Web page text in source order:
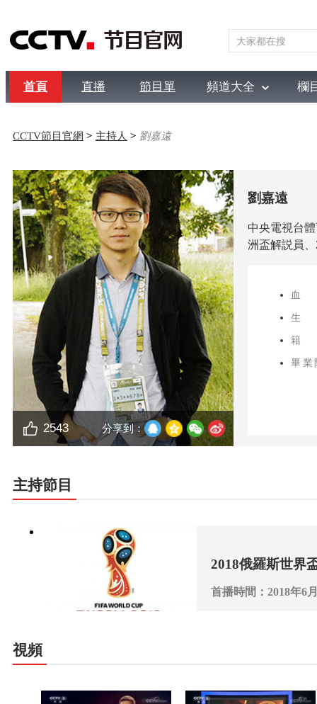
首頁 直播 節目單 頻道大全 欄
綜合 新聞 財經 綜藝 中文國際
CCTV節目官網 > 主持人 > 劉嘉遠
2543 分享到：
劉嘉遠
中央電視台
洲盃解説員
血
生
籍
畢業
主持節目
2018俄羅斯世界
首播時間：2018年6
視頻